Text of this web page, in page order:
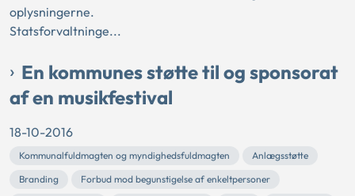
oplysningerne.
Statsforvaltninge...
En kommunes støtte til og sponsorat
af en musikfestival
18-10-2016
Kommunalfuldmagten og myndighedsfuldmagten
Anlægsstøtte
Branding
Forbud mod begunstigelse af enkeltpersoner